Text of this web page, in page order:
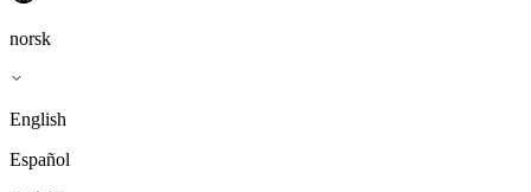
norsk
English
Español